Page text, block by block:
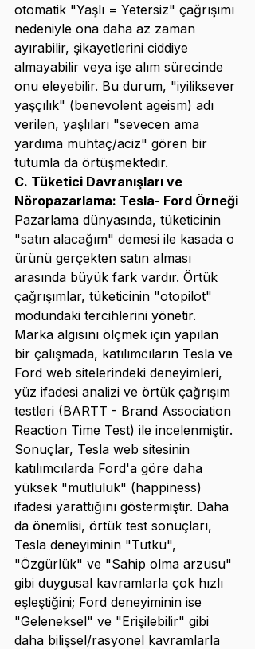
otomatik "Yaşlı = Yetersiz" çağrışımı
nedeniyle ona daha az zaman
ayırabilir, şikayetlerini ciddiye
almayabilir veya işe alım sürecinde
onu eleyebilir. Bu durum, "iyiliksever
yaşçılık" (benevolent ageism) adı
verilen, yaşlıları "sevecen ama
yardıma muhtaç/aciz" gören bir
tutumla da örtüşmektedir.
C. Tüketici Davranışları ve
Nöropazarlama: Tesla- Ford Örneği
Pazarlama dünyasında, tüketicinin
"satın alacağım" demesi ile kasada o
ürünü gerçekten satın alması
arasında büyük fark vardır. Örtük
çağrışımlar, tüketicinin "otopilot"
modundaki tercihlerini yönetir.
Marka algısını ölçmek için yapılan
bir çalışmada, katılımcıların Tesla ve
Ford web sitelerindeki deneyimleri,
yüz ifadesi analizi ve örtük çağrışım
testleri (BARTT - Brand Association
Reaction Time Test) ile incelenmiştir.
Sonuçlar, Tesla web sitesinin
katılımcılarda Ford'a göre daha
yüksek "mutluluk" (happiness)
ifadesi yarattığını göstermiştir. Daha
da önemlisi, örtük test sonuçları,
Tesla deneyiminin "Tutku",
"Özgürlük" ve "Sahip olma arzusu"
gibi duygusal kavramlarla çok hızlı
eşleştiğini; Ford deneyiminin ise
"Geleneksel" ve "Erişilebilir" gibi
daha bilişsel/rasyonel kavramlarla